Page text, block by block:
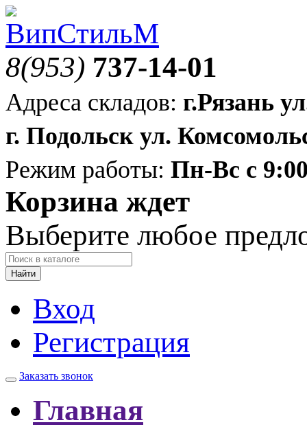
8(953) 737-14-01
Адреса складов: г.Рязань
г. Подольск ул.
Режим работы: Пн-Вс с
Корзина ждет
Выберите любое
Найти
Вход
Регистрация
Заказать звонок
Главная